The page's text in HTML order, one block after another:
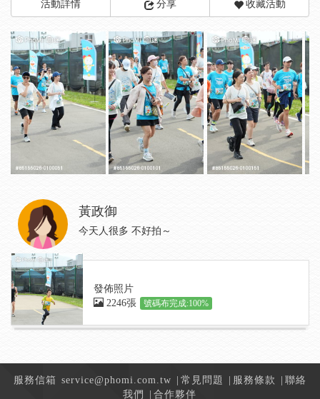
活動詳情 分享 收藏活動
黃政御
今天人很多 不好拍～
發佈照片
2246張
號碼布完成:100%
服務信箱 service@phomi.com.tw 常見問題 服務條款
聯絡
我們
合作夥伴